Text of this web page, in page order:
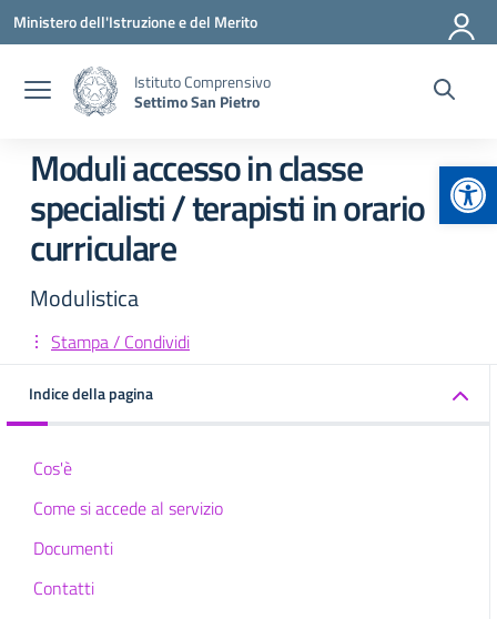
Vai ai contenuti
Vai al menu di navigazione
Vai al footer
Ministero dell'Istruzione e del Merito
Istituto Comprensivo
Settimo San Pietro
Moduli accesso in classe
specialisti / terapisti in orario
curriculare
Modulistica
Stampa / Condividi
Indice della pagina
Cos'è
Come si accede al servizio
Documenti
Contatti